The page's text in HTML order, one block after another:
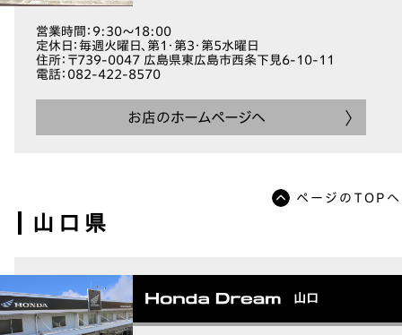
営業時間 ：9:30～18:00
定休日 ：毎週火曜日、第1・第3・第5水曜日
住所：〒739-0047 広島県東広島市西条下見6-10-11
電話：082-422-8570
お店のホームページへ
ページのTOPへ
山口県
山口